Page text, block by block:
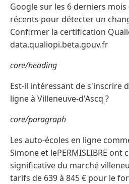
Google sur les 6 derniers
récents pour détecter un
Confirmer la certification
data.qualiopi.beta.gouv.fr
core/heading
Est-il intéressant de s'inscrire
ligne à Villeneuve-d'Ascq ?
core/paragraph
Les auto-écoles en ligne
Simone et lePERMISLIBRE
significative du marché
tarifs de 639 à 845 € pour le